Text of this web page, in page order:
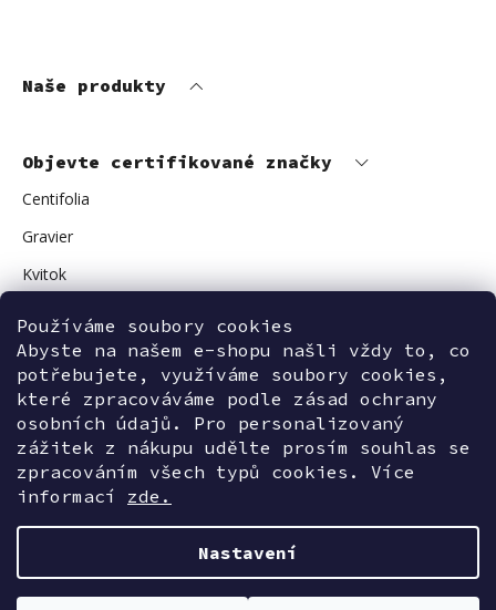
Používáme soubory cookies
Abyste na našem e-shopu našli vždy to, co
potřebujete, využíváme soubory cookies,
které zpracováváme podle zásad ochrany
osobních údajů. Pro personalizovaný
zážitek z nákupu udělte prosím souhlas se
zpracováním všech typů cookies. Více
informací zde.
Nastavení
Naše produkty
Objevte certifikované značky
Centifolia
Gravier
Kvitok
Avant Skincare
Sonnentor
Kontaktujte nás